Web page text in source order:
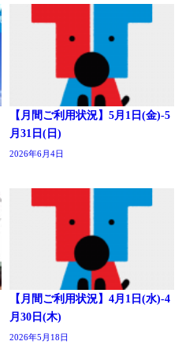
【月間ご利用状況】5月1日(金)-5
月31日(日)
2026年6月4日
【月間ご利用状況】4月1日(水)-4
月30日(木)
2026年5月18日